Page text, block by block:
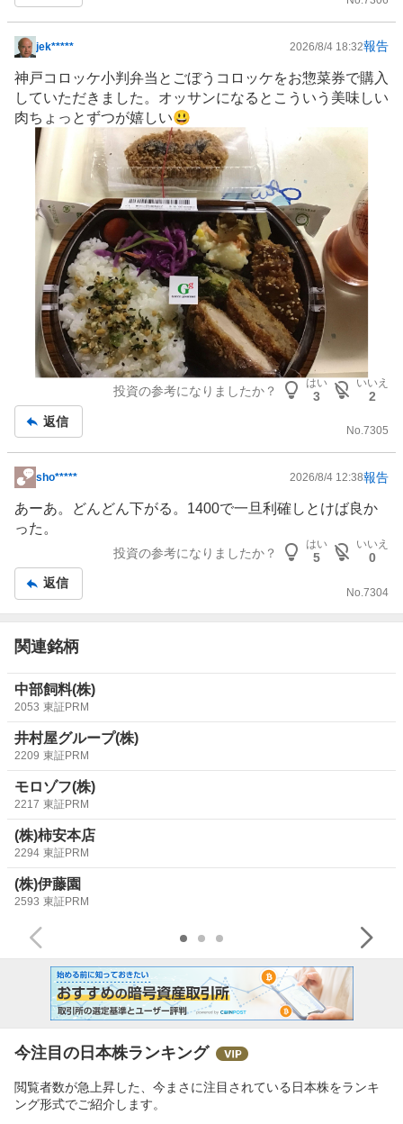
掲
示
板
記
jek***** 2026/8/4 18:32報告
神戸コロッケ小判弁当とごぼうコロッケをお惣菜券で購入
していただきました。オッサンになるとこういう美味しい
肉ちょっとずつが嬉しい😃
投資の参考になりましたか？
はい
3
いいえ
2
返信
No.7305
掲
示
板
事
sho***** 2026/8/4 12:38報告
あーあ。どんどん下がる。1400で一旦利確しとけば良か
った。
投資の参考になりましたか？
はい
5
いいえ
0
返信
No.7304
関連銘柄
中部飼料(株)
2053 東証PRM
井村屋グループ(株)
2209 東証PRM
モロゾフ(株)
2217 東証PRM
(株)柿安本店
2294 東証PRM
(株)伊藤園
2593 東証PRM
今注目の日本株ランキング
閲覧者数が急上昇した、今まさに注目されている日本株をランキ
ング形式でご紹介します。